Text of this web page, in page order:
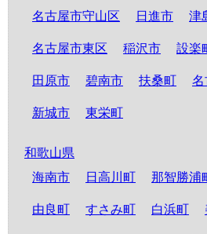
名古屋市守山区 日進市 津
名古屋市東区 稲沢市 設楽
田原市 碧南市 扶桑町 名
新城市 東栄町
和歌山県
海南市
日高川町 那智勝浦
由良町 すさみ町 白浜町